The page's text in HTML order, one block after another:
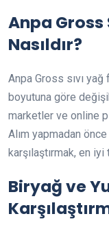
Anpa Gross
Nasıldır?
Anpa Gross sıvı
boyutuna göre
marketler ve online
Alım yapmadan önce
karşılaştırmak, en iyi
Biryağ ve